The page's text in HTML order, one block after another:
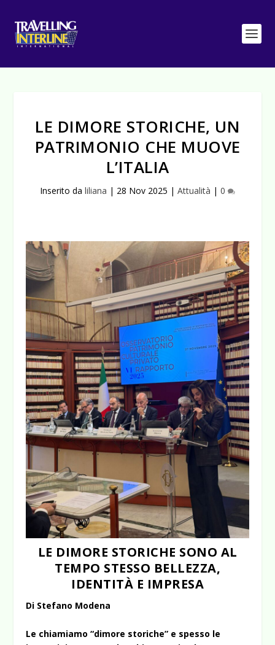
LE DIMORE STORICHE, UN
PATRIMONIO CHE MUOVE
L’ITALIA
Inserito da liliana | 28 Nov 2025 | Attualità | 0
LE DIMORE STORICHE SONO AL
TEMPO STESSO BELLEZZA,
IDENTITÀ E IMPRESA
Di Stefano Modena
Le chiamiamo “dimore storiche” e spesso le